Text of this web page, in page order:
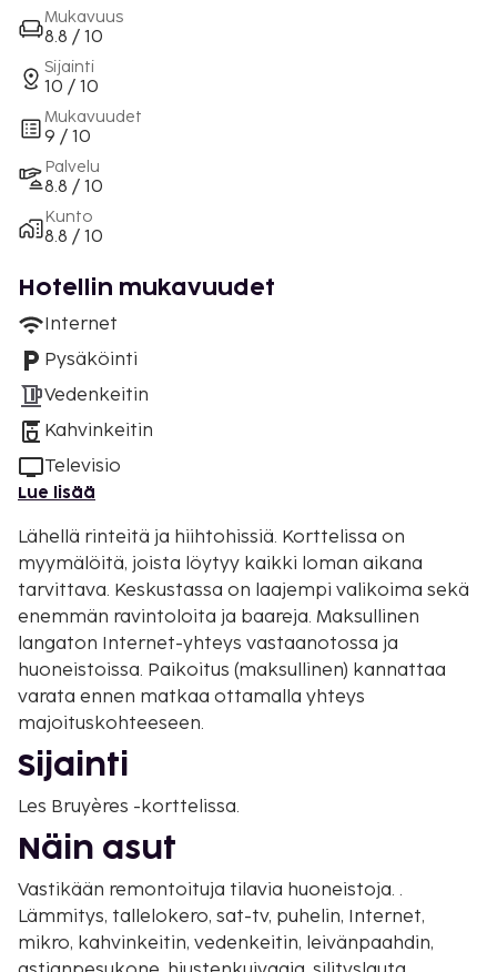
Mukavuus
8.8 / 10
Sijainti
10 / 10
Mukavuudet
9 / 10
Palvelu
8.8 / 10
Kunto
8.8 / 10
Hotellin mukavuudet
Internet
Pysäköinti
Vedenkeitin
Kahvinkeitin
Televisio
Lue lisää
Lähellä rinteitä ja hiihtohissiä. Korttelissa on
myymälöitä, joista löytyy kaikki loman aikana
tarvittava. Keskustassa on laajempi valikoima sekä
enemmän ravintoloita ja baareja. Maksullinen
langaton Internet-yhteys vastaanotossa ja
huoneistoissa. Paikoitus (maksullinen) kannattaa
varata ennen matkaa ottamalla yhteys
majoituskohteeseen.
Sijainti
Les Bruyères -korttelissa.
Näin asut
Vastikään remontoituja tilavia huoneistoja. .
Lämmitys, tallelokero, sat-tv, puhelin, Internet,
mikro, kahvinkeitin, vedenkeitin, leivänpaahdin,